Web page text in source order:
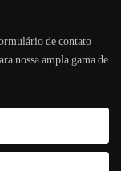
de contato
nossa ampla gama de